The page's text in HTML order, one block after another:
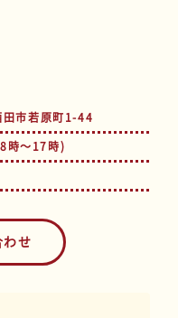
市若原町1-44
時～17時)
せ